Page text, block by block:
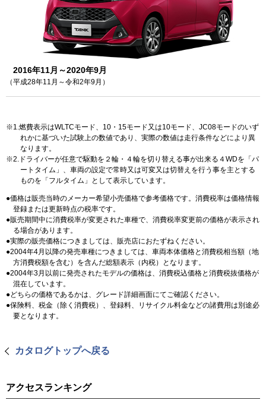
2016年11月～2020年9月
（平成28年11月～令和2年9月）
1.燃費表示はWLTCモード、10・15モード又は10モード、JC08モードのいず
れかに基づいた試験上の数値であり、実際の数値は走行条件などにより異
なります。
2.ドライバーが任意で駆動を２輪・４輪を切り替える事が出来る４WDを「パ
ートタイム」、車両の設定で常時又は可変又は切替えを行う事を主とする
ものを「フルタイム」として表示しています。
価格は販売当時のメーカー希望小売価格で参考価格です。消費税率は価格情報
登録または更新時点の税率です。
販売期間中に消費税率が変更された車種で、消費税率変更前の価格が表示され
る場合があります。
実際の販売価格につきましては、販売店におたずねください。
2004年4月以降の発売車種につきましては、車両本体価格と消費税相当額（地
方消費税額を含む）を含んだ総額表示（内税）となります。
2004年3月以前に発売されたモデルの価格は、消費税込価格と消費税抜価格が
混在しています。
どちらの価格であるかは、グレード詳細画面にてご確認ください。
保険料、税金（除く消費税）、登録料、リサイクル料金などの諸費用は別途必
要となります。
カタログトップへ戻る
アクセスランキング